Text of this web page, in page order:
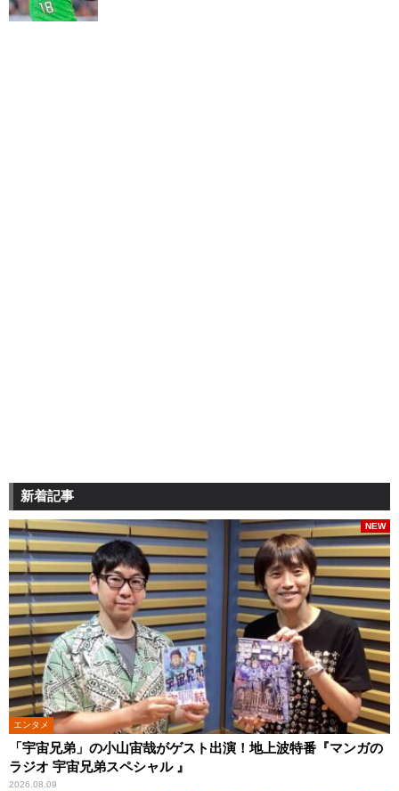
新着記事
エンタメ
「宇宙兄弟」の小山宙哉がゲスト出演！地上波特番『マンガの
ラジオ 宇宙兄弟スペシャル 』
2026.08.09
NEW